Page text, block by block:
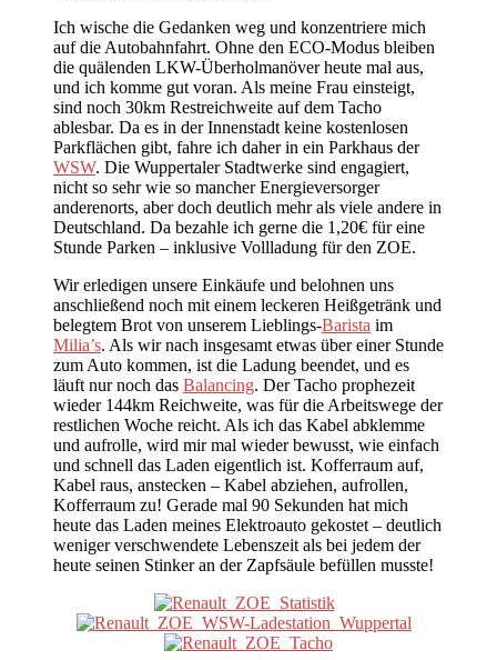
Ich wische die Gedanken weg und konzentriere mich
auf die Autobahnfahrt. Ohne den ECO-Modus bleiben
die quälenden LKW-Überholmanöver heute mal aus,
und ich komme gut voran. Als meine Frau einsteigt,
sind noch 30km Restreichweite auf dem Tacho
ablesbar. Da es in der Innenstadt keine kostenlosen
Parkflächen gibt, fahre ich daher in ein Parkhaus der
WSW. Die Wuppertaler Stadtwerke sind engagiert,
nicht so sehr wie so mancher Energieversorger
anderenorts, aber doch deutlich mehr als viele andere in
Deutschland. Da bezahle ich gerne die 1,20€ für eine
Stunde Parken – inklusive Vollladung für den ZOE.
Wir erledigen unsere Einkäufe und belohnen uns
anschließend noch mit einem leckeren Heißgetränk und
belegtem Brot von unserem Lieblings-Barista im
Milia’s. Als wir nach insgesamt etwas über einer Stunde
zum Auto kommen, ist die Ladung beendet, und es
läuft nur noch das Balancing. Der Tacho prophezeit
wieder 144km Reichweite, was für die Arbeitswege der
restlichen Woche reicht. Als ich das Kabel abklemme
und aufrolle, wird mir mal wieder bewusst, wie einfach
und schnell das Laden eigentlich ist. Kofferraum auf,
Kabel raus, anstecken – Kabel abziehen, aufrollen,
Kofferraum zu! Gerade mal 90 Sekunden hat mich
heute das Laden meines Elektroauto gekostet – deutlich
weniger verschwendete Lebenszeit als bei jedem der
heute seinen Stinker an der Zapfsäule befüllen musste!